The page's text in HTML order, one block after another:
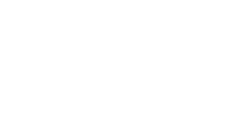
om een unieke uitstraling te creëren die past bij jouw stijl.
diverse buitenprojecten, zoals schuttingen en gevelbekleding.
delen met sealer en kies voor (onder druk) geïmpregneerd
meerwaarde toe ten opzichte van geïmpregneerd grenen.